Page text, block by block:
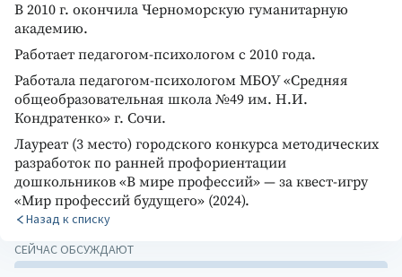
В 2010 г. окончила Черноморскую гуманитарную
академию.
Работает педагогом-психологом с 2010 года.
Работала педагогом-психологом МБОУ «Средняя
общеобразовательная школа №49 им. Н.И.
Кондратенко» г. Сочи.
Лауреат (3 место) городского конкурса методических
разработок по ранней профориентации
дошкольников «В мире профессий» — за квест-игру
«Мир профессий будущего» (2024).
Назад к списку
СЕЙЧАС ОБСУЖДАЮТ